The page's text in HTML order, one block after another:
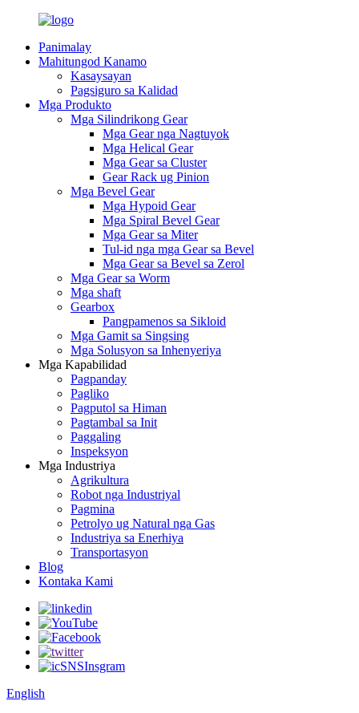
Panimalay
Mahitungod Kanamo
Kasaysayan
Pagsiguro sa Kalidad
Mga Produkto
Mga Silindrikong Gear
Mga Gear nga Nagtuyok
Mga Helical Gear
Mga Gear sa Cluster
Gear Rack ug Pinion
Mga Bevel Gear
Mga Hypoid Gear
Mga Spiral Bevel Gear
Mga Gear sa Miter
Tul-id nga mga Gear sa Bevel
Mga Gear sa Bevel sa Zerol
Mga Gear sa Worm
Mga shaft
Gearbox
Pangpamenos sa Sikloid
Mga Gamit sa Singsing
Mga Solusyon sa Inhenyeriya
Mga Kapabilidad
Pagpanday
Pagliko
Pagputol sa Himan
Pagtambal sa Init
Paggaling
Inspeksyon
Mga Industriya
Agrikultura
Robot nga Industriyal
Pagmina
Petrolyo ug Natural nga Gas
Industriya sa Enerhiya
Transportasyon
Blog
Kontaka Kami
English